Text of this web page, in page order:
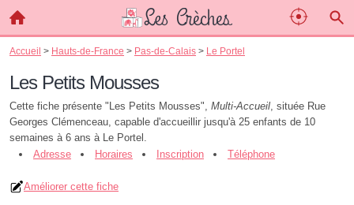
Accueil > Hauts-de-France > Pas-de-Calais > Le Portel
Les Petits Mousses
Cette fiche présente "Les Petits Mousses", Multi-Accueil, située Rue
Georges Clémenceau, capable d'accueillir jusqu'à 25 enfants de 10
semaines à 6 ans à Le Portel.
Adresse
Horaires Inscription Téléphone
Améliorer cette fiche